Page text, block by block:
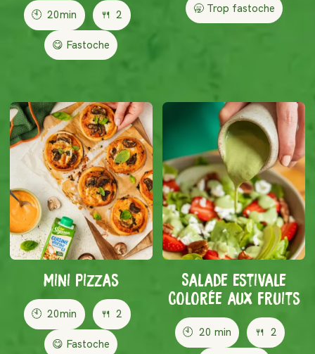
🕙 20min 🍴 2
😋 Fastoche
🥱 Trop fastoche
Mini pizzas
🕙 20min 🍴 2
😋 Fastoche
Salade estivale
colorée aux fruits
🕙 20 min 🍴 2